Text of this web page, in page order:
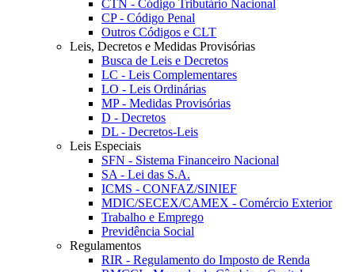
CTN - Código Tributário Nacional
CP - Código Penal
Outros Códigos e CLT
Leis, Decretos e Medidas Provisórias
Busca de Leis e Decretos
LC - Leis Complementares
LO - Leis Ordinárias
MP - Medidas Provisórias
D - Decretos
DL - Decretos-Leis
Leis Especiais
SFN - Sistema Financeiro Nacional
SA - Lei das S.A.
ICMS - CONFAZ/SINIEF
MDIC/SECEX/CAMEX - Comércio Exterior
Trabalho e Emprego
Previdência Social
Regulamentos
RIR - Regulamento do Imposto de Renda